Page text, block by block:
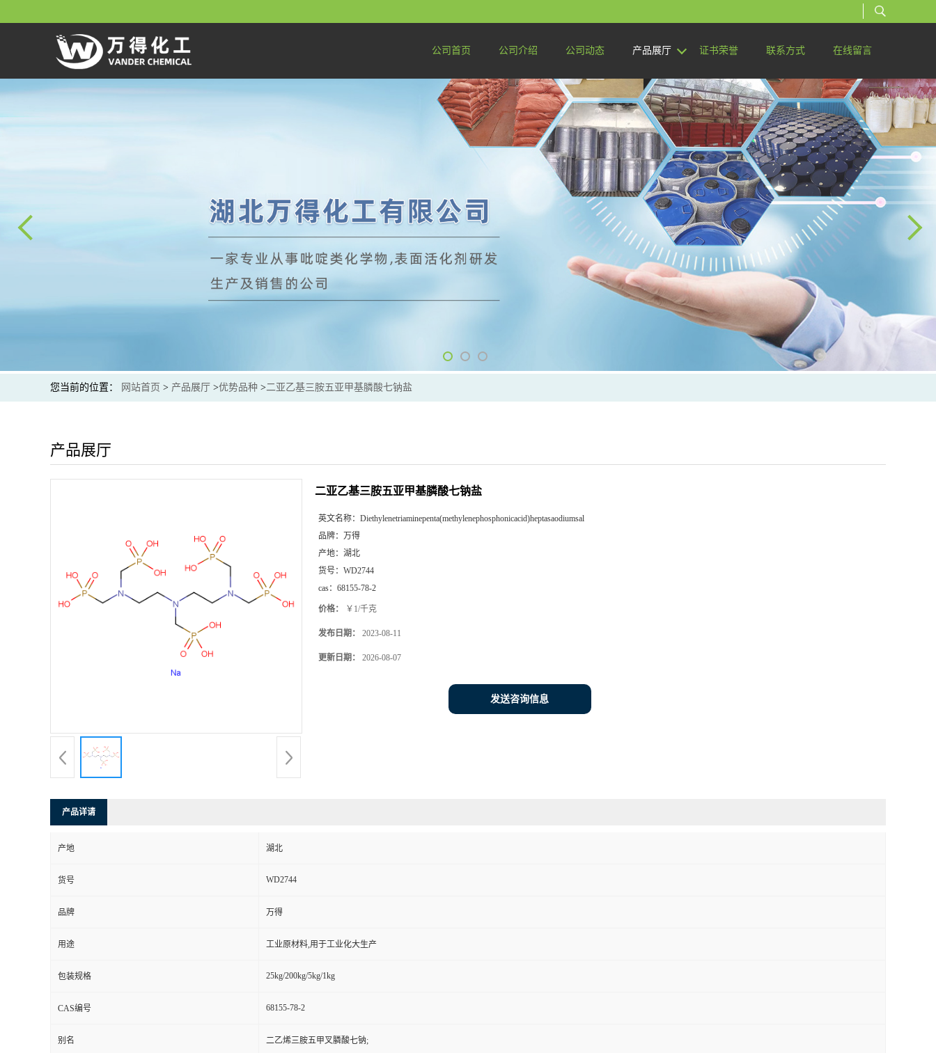
公司首页 公司介绍 公司动态 产品展厅 证书荣誉 联系方式 在线留言
您当前的位置： 网站首页 > 产品展厅 >优势品种 >二亚乙基三胺五亚甲基膦酸七钠盐
产品展厅
二亚乙基三胺五亚甲基膦酸七钠盐
英文名称： Diethylenetriaminepenta(methylenephosphonicacid)heptasaodiumsal
品牌： 万得
产地： 湖北
货号： WD2744
cas： 68155-78-2
价格： ￥1/千克
发布日期： 2023-08-11
更新日期： 2026-08-07
发送咨询信息
产品详请
产地 湖北
货号 WD2744
品牌 万得
用途 工业原材料,用于工业化大生产
包装规格 25kg/200kg/5kg/1kg
CAS编号 68155-78-2
别名 二乙烯三胺五甲叉膦酸七钠;